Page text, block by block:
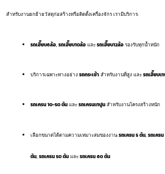
สำหรับงานยกย้ายวัสดุก่อสร้างหรือติดตั้งเครื่องจักร เรามีบริการ:
รถเฮี๊ยบ6ล้อ,รถเฮี๊ยบ10ล้อและรถเฮี๊ยบ12ล้อรองรับทุกน้ำหนัก
บริการเฉพาะทางอย่างรถกระเช้าสำหรับงานที่สูง และรถเฮี๊ยบเ
รถเครน 10-50 ตันและรถเครนเทปูนสำหรับงานโครงสร้างหนัก
เลือกขนาดได้ตามความเหมาะสมของงาน:รถเครน 5 ตัน,รถเคร
ตัน,รถเครน 50 ตันและรถเครน 60 ตัน